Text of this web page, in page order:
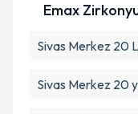
Emax
Sivas Merkez 20
Sivas Merkez 20